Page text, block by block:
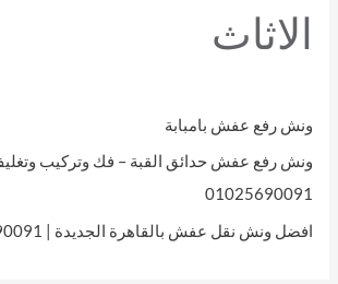
الاثاث
ونش رفع عفش بامبابة
ونش رفع عفش حدائق القبة – فك وتركيب
01025690091
افضل ونش نقل عفش بالقاهرة الجديدة | 01025690091